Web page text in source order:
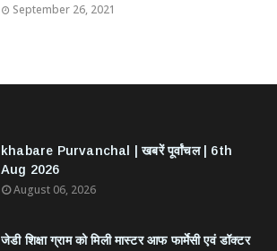
September 26, 2021
khabare Purvanchal | खबरें पूर्वांचल | 6th
Aug 2026
August 06, 2026
जेडी शिक्षा ग्राम को मिली मास्टर आफ फार्मेसी एवं डॉक्टर